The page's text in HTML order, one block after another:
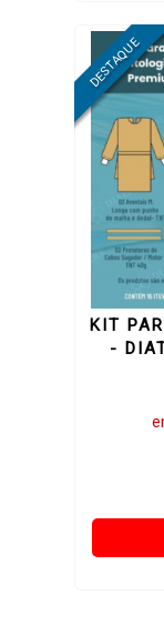
KIT
-